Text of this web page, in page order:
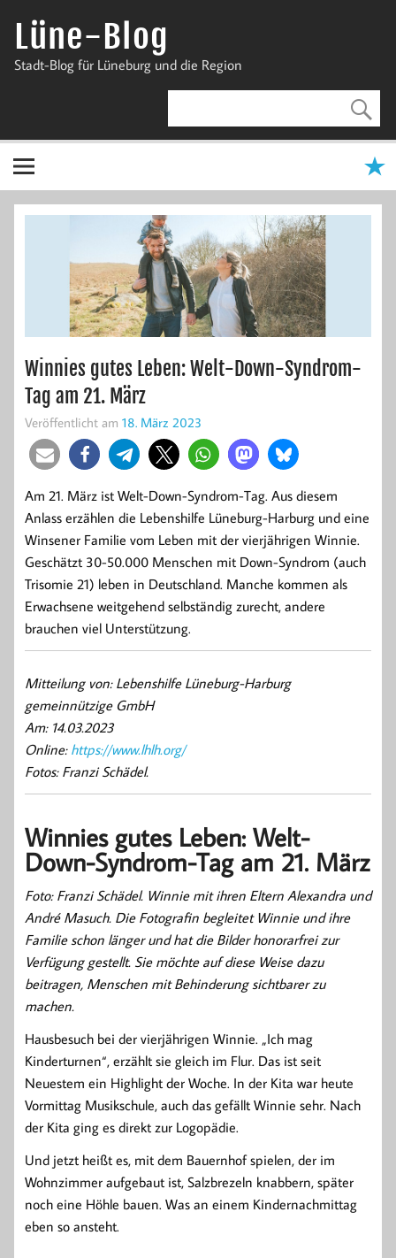
InhaltLüne-Blog
Stadt-Blog für Lüneburg und die Region
Winnies gutes Leben: Welt-Down-Syndrom-
Tag am 21. März
Veröffentlicht am 18. März 2023
Am 21. März ist Welt-Down-Syndrom-Tag. Aus diesem
Anlass erzählen die Lebenshilfe Lüneburg-Harburg und eine
Winsener Familie vom Leben mit der vierjährigen Winnie.
Geschätzt 30-50.000 Menschen mit Down-Syndrom (auch
Trisomie 21) leben in Deutschland. Manche kommen als
Erwachsene weitgehend selbständig zurecht, andere
brauchen viel Unterstützung.
Mitteilung von: Lebenshilfe Lüneburg-Harburg
gemeinnützige GmbH
Am: 14.03.2023
Online: https://www.lhlh.org/
Fotos: Franzi Schädel.
Winnies gutes Leben: Welt-
Down-Syndrom-Tag am 21. März
Foto: Franzi Schädel. Winnie mit ihren Eltern Alexandra und
André Masuch. Die Fotografin begleitet Winnie und ihre
Familie schon länger und hat die Bilder honorarfrei zur
Verfügung gestellt. Sie möchte auf diese Weise dazu
beitragen, Menschen mit Behinderung sichtbarer zu
machen.
Hausbesuch bei der vierjährigen Winnie. „Ich mag
Kinderturnen“, erzählt sie gleich im Flur. Das ist seit
Neuestem ein Highlight der Woche. In der Kita war heute
Vormittag Musikschule, auch das gefällt Winnie sehr. Nach
der Kita ging es direkt zur Logopädie.
Und jetzt heißt es, mit dem Bauernhof spielen, der im
Wohnzimmer aufgebaut ist, Salzbrezeln knabbern, später
noch eine Höhle bauen. Was an einem Kindernachmittag
eben so ansteht.